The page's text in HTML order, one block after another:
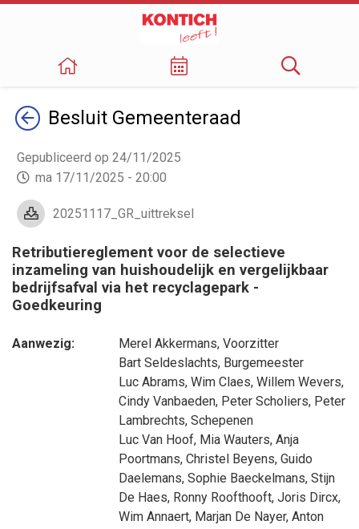
TerugBesluit Gemeenteraad
Gepubliceerd op 24/11/2025
ma 17/11/2025 - 20:00
20251117_GR_uittreksel
Retributiereglement voor de selectieve
inzameling van huishoudelijk en vergelijkbaar
bedrijfsafval via het recyclagepark -
Goedkeuring
Aanwezig: Merel Akkermans, Voorzitter
Bart Seldeslachts, Burgemeester
Luc Abrams, Wim Claes, Willem Wevers,
Cindy Vanbaeden, Peter Scholiers, Peter
Lambrechts, Schepenen
Luc Van Hoof, Mia Wauters, Anja
Poortmans, Christel Beyens, Guido
Daelemans, Sophie Baeckelmans, Stijn
De Haes, Ronny Roofthooft, Joris Dircx,
Wim Annaert, Marjan De Nayer, Anton